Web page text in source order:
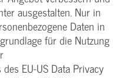
ausgestalten. Nur in
Daten in
für die Nutzung
EU-US Data Privacy